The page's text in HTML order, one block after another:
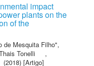
impact
plants on the
of the
de Mesquita Filho",
Tonelli
,
(2018) [Artigo]